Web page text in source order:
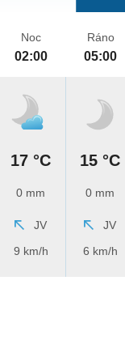
Noc
02:00
17 °C
0 mm
JV
9 km/h
Ráno
05:00
15 °C
0 mm
JV
6 km/h